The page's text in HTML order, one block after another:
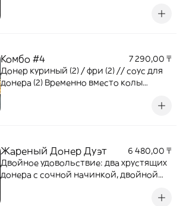
Комбо #4
7 290,00 ₸
Донер куриный (2) / фри (2) // соус для
донера (2) Временно вместо колы
Жареный Донер Дуэт
6 480,00 ₸
Двойное удовольствие: два хрустящих
донера с сочной начинкой, двойной